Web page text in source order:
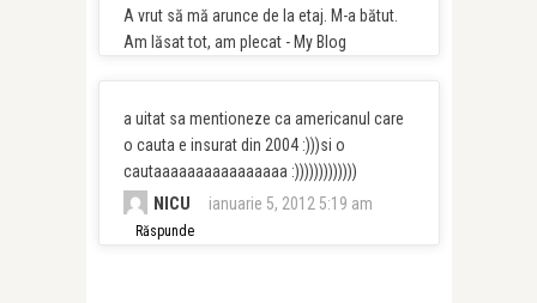
A vrut să mă arunce de la etaj. M-a bătut.
Am lăsat tot, am plecat - My Blog
a uitat sa mentioneze ca americanul care
o cauta e insurat din 2004 :)))si o
cautaaaaaaaaaaaaaaaa :)))))))))))))
NICU ianuarie 5, 2012 5:19 am
Răspunde